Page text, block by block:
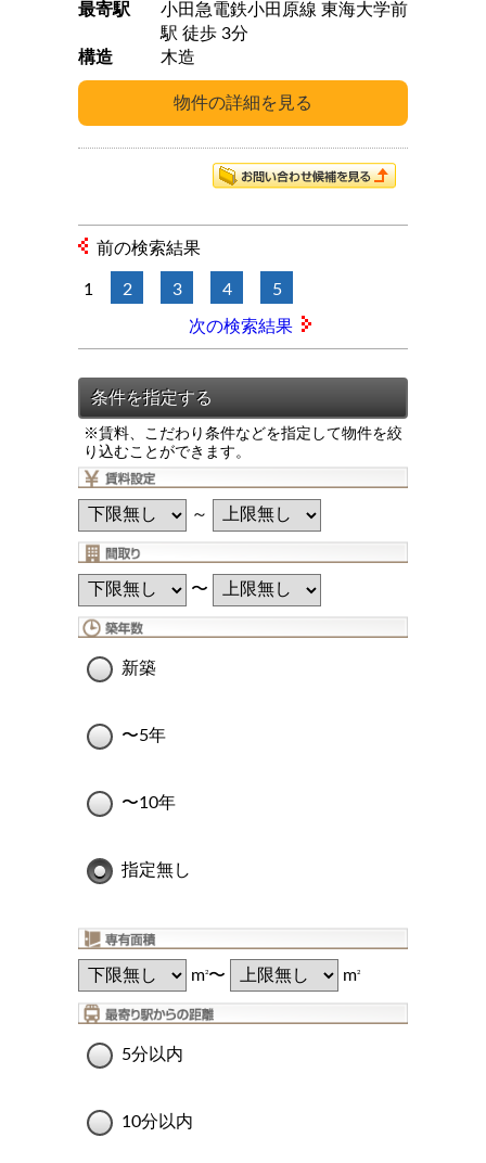
最寄駅
小田急電鉄小田原線 東海大学前
駅 徒歩 3分
構造
木造
前の検索結果
1 2 3 4 5
次の検索結果
※賃料、こだわり条件などを指定して物件を絞
り込むことができます。
～
〜
新築
〜5年
〜10年
指定無し
m2〜 m2
5分以内
10分以内